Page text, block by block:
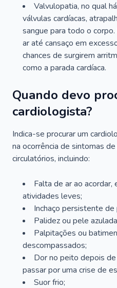
Valvulopatia, no qual
válvulas cardíacas,
sangue para todo o
ar até cansaço em
chances de surgirem
como a parada cardíaca.
Quando devo
cardiologista?
Indica-se procurar um
na ocorrência de sintomas
circulatórios, incluindo:
Falta de ar ao
atividades leves;
Inchaço persistente
Palidez ou pele
Palpitações ou
descompassados;
Dor no peito depois
passar por uma crise de
Suor frio;